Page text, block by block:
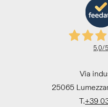
5,0/5
Via
25065
T.+39